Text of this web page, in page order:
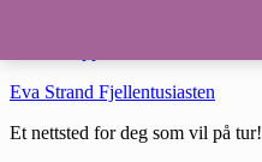
Eva Strand Fjellentusiasten
Et nettsted for deg som vil på tur!